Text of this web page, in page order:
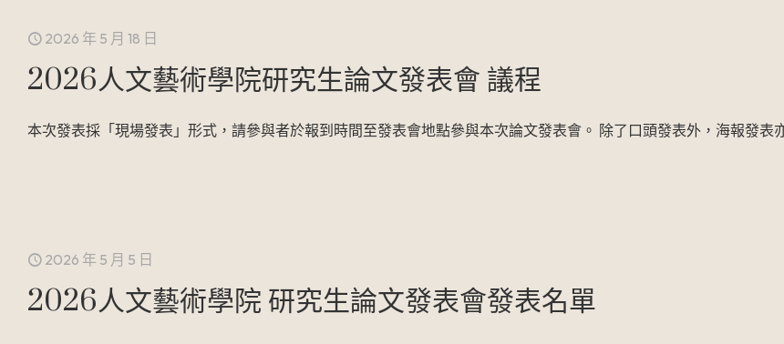
2026 年 5 月 18 日
2026人文藝術學院研究生論文發表會 議程
本次發表採「現場發表」形式，請參與者於報到時間至發表會地點參與本次論文發表會。 除了口頭發表外，海報發表
2026 年 5 月 5 日
2026人文藝術學院 研究生論文發表會發表名單